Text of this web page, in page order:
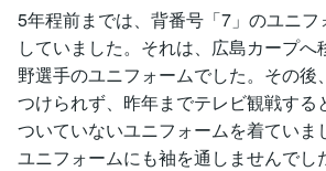
5年程前までは、背番号「7」のユニ
していました。それは、広島カープ
野選手のユニフォームでした。その後
つけられず、昨年までテレビ観戦する
ついていないユニフォームを着ていま
ユニフォームにも袖を通しませんでし